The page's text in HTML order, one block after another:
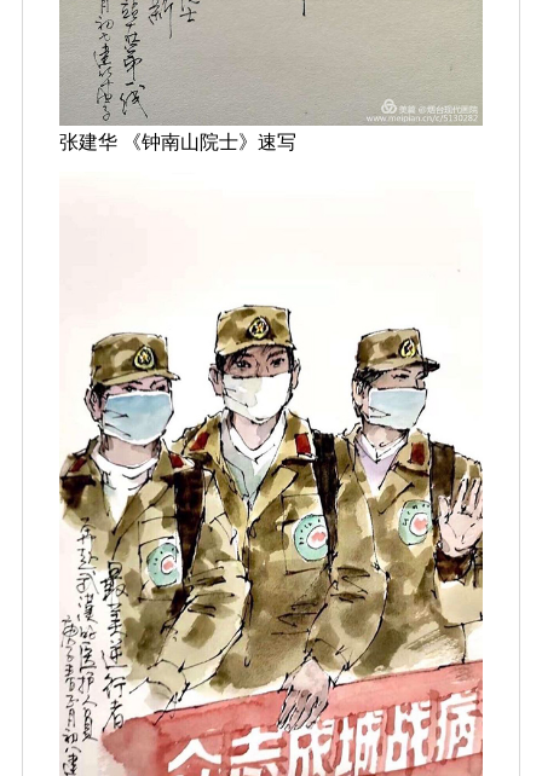
张建华 《钟南山院士》速写